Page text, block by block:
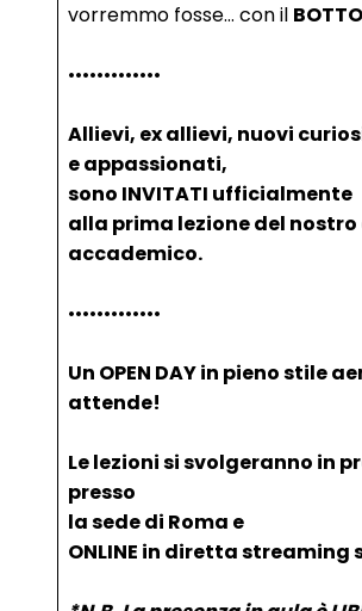
vorremmo fosse… con il BOTTO
•••••••••••••
Allievi, ex allievi, nuovi
e appassionati,
sono INVITATI ufficialmente
alla prima lezione del nostro
accademico.
•••••••••••••
Un OPEN DAY in pieno stile
attende!
Le lezioni si svolgeranno in
presso
la sede di Roma e
ONLINE in diretta streaming